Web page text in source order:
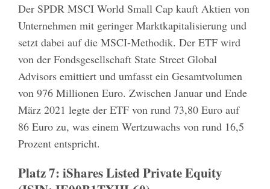
Der SPDR MSCI World Small Cap kauft Aktien von
Unternehmen mit geringer Marktkapitalisierung und
setzt dabei auf die MSCI-Methodik. Der ETF wird
von der Fondsgesellschaft State Street Global
Advisors emittiert und umfasst ein Gesamtvolumen
von 976 Millionen Euro. Zwischen Januar und Ende
März 2021 legte der ETF von rund 73,80 Euro auf
86 Euro zu, was einem Wertzuwachs von rund 16,5
Prozent entspricht.
Platz 7: iShares Listed Private Equity